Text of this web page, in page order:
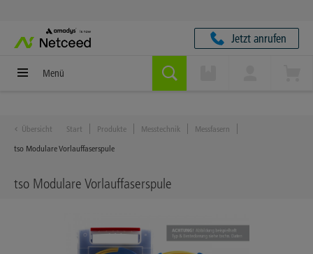
Jetzt anrufen
Menü
Übersicht Start Produkte Messtechnik
Messfasern
tso Modulare Vorlauffaserspule
tso Modulare Vorlauffaserspule